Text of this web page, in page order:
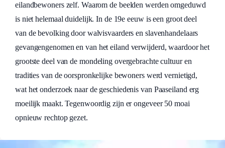
eilandbewoners zelf. Waarom de beelden werden omgeduwd
is niet helemaal duidelijk. In de 19e eeuw is een groot deel
van de bevolking door walvisvaarders en slavenhandelaars
gevangengenomen en van het eiland verwijderd, waardoor het
grootste deel van de mondeling overgebrachte cultuur en
tradities van de oorspronkelijke bewoners werd vernietigd,
wat het onderzoek naar de geschiedenis van Paaseiland erg
moeilijk maakt. Tegenwoordig zijn er ongeveer 50 moai
opnieuw rechtop gezet.